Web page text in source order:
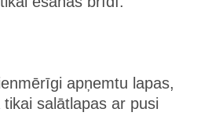
apņemtu lapas,
salātlapas ar pusi